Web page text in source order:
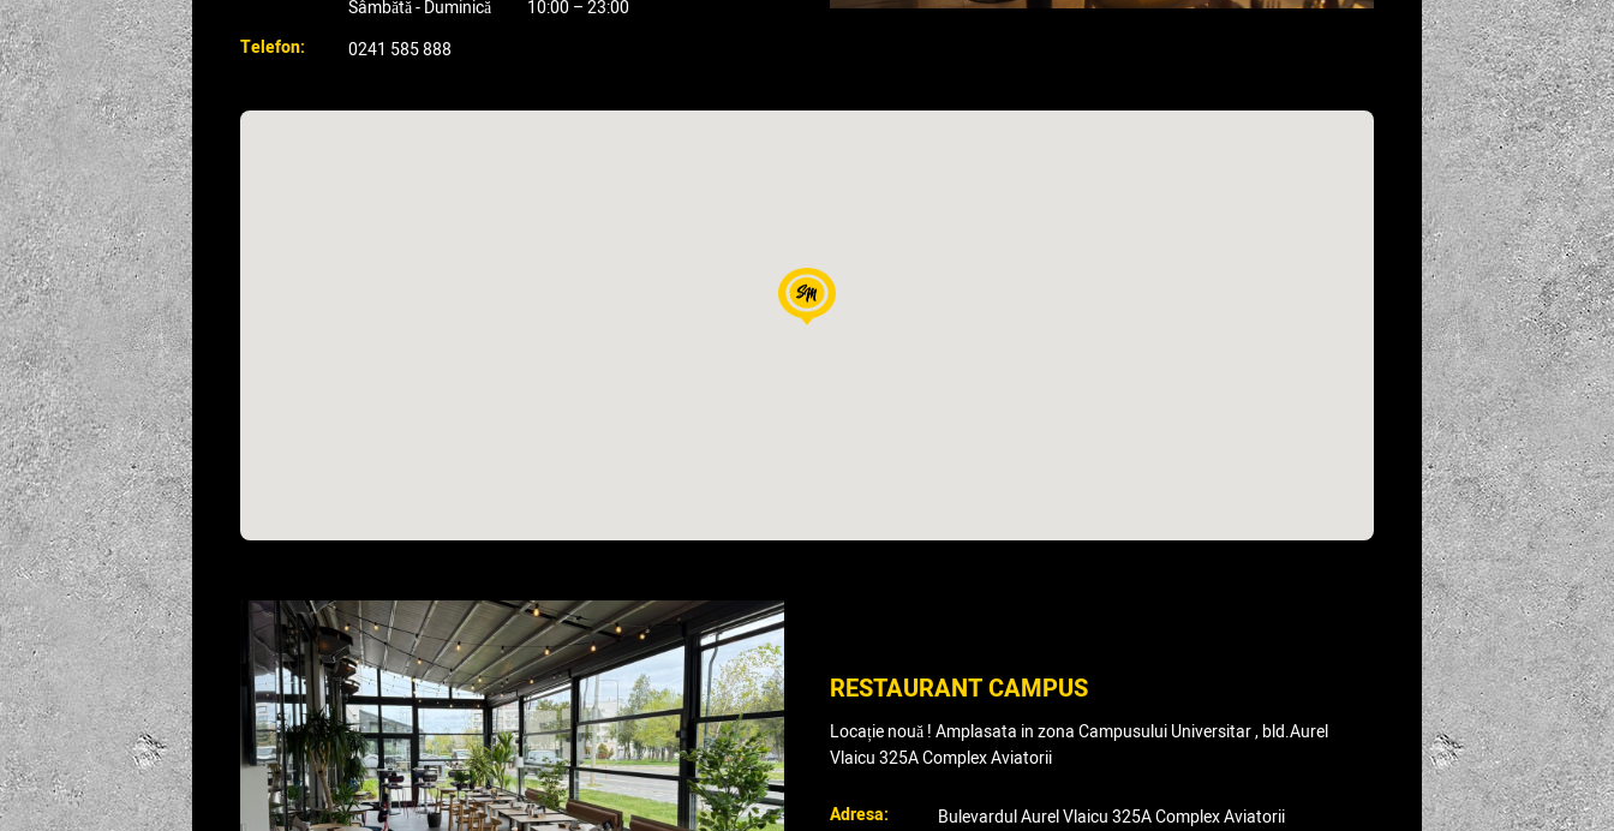
Sâmbătă - Duminică
10:00 – 23:00
Telefon:
0241 585 888
RESTAURANT CAMPUS
Locație nouă ! Amplasata in zona Campusului Universitar , bld.Aurel
Vlaicu 325A Complex Aviatorii
Adresa:
Bulevardul Aurel Vlaicu 325A Complex Aviatorii